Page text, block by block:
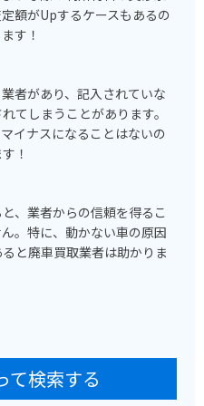
額がUpするケースもあるの
す！
者があり、記入されていな
てしまうことがあります。
イナスになることはないの
！
、業者からの信頼を得るこ
。特に、動かない車の原因
と廃車買取業者は助かりま
て検索する